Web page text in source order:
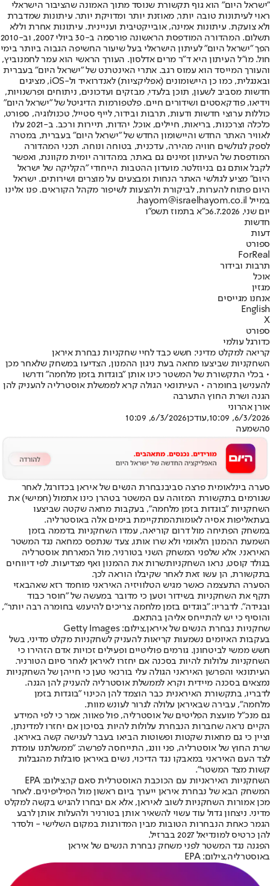
"ישראל היום" הוא גוף תקשורת שנוסד מתוך האמונה שהציבור הישראלי
ראוי לעיתונות טובה יותר, מאוזנת יותר ומדויקת יותר. עיתונות שמדברת
ולא צועקת. עיתונות אמינה, אובייקטיבית ועניינית. עיתונות אחרת וללא
תשלום. המהדורה המודפסת הראשונה פורסמה ב-30 ביולי 2007, וב-2010
הפך "ישראל היום" לעיתון הישראלי בעל שיעור החשיפה הגבוה ביותר בימי
חול. מו"ל העיתון היא ד"ר מרים אדלסון. העורך הראשי הוא עמר לחמנוביץ,
והעורך המייסד הוא עמוס רגב. אתרי האינטרנט של "ישראל היום" בעברית
ובאנגלית, כמו כן היישומונים (אפליקציות) לאנדרואיד ול-iOS, מציגים
חדשות מסביב לשעון, תוכן בלעדי, מבזקים ועדכונים, ניתוחים ופרשנויות,
וידיאו, פודקאסטים ושידורים חיים. פלטפורמות הדיגיטל של "ישראל היום"
כוללות ערוצי חדשות ודעות, תרבות ובידור, לייף סטייל, טכנולוגיה, ספורט,
כלכלה וצרכנות, בריאות, חיילים, אוכל, יהדות, תיירות ורכב. ב-2021 עלו
לאוויר האתר החדש והיישומון החדש של "ישראל היום" בעברית, במטרה
לספק לגולשים חוויה מהירה, עדכנית, בטוחה ונוחה. תכני המהדורה
המודפסת של העיתון זמינים גם באתר, במהדורה יומית מקוונת, ואפשר
לקבל אותם גם בניוזלטר. מועדון ההטבות הייחודי "הקליקה של ישראל
היום" מציע לגולשי האתר הנחות ומבצעים על מוצרים ושירותים. ישראל
היום פתוח להערות, לביקורת ולהצעות לשיפור מקהל הקוראים. פנו אלינו
במייל hayom@israelhayom.co.il.
יום שני, 6.7.2026
כ"א בתמוז תשפ"ו
חדשות
דעות
ספורט
ForReal
תרבות ובידור
אוכל
מגזין
אנחנו מגייסים
English
X
ספורט
כדורגל עולמי
קריאה למקלט מדיני: חשש כבד לחיי שחקניות נבחרת איראן
השחקניות שביצעו מחאה בעת ניגון ההמנון, הצדיעו במשחק שלאחר מכן
• בכלי התקשורת של המשטר כינו אותן "בוגדות בזמן מלחמה" ודרשו
להענישן בחומרה • העיתונאי הגולה קרא לממשלת אוסטרליה להעניק להן
הגנה ושרת החוץ התערבה
אורן אהרוני
6/3/2026, 10:09
,עודכן6/3/2026, 10:09
0השמעה
סערה בינלאומית פרצה סביבנבחרת הנשים של איראן בכדורגל, לאחר
שגורמים בתקשורת המזוהה עם המשטר בטהרן כינו אתמול (חמישי) את
השחקניות "בוגדות בזמן מלחמה", בעקבות מחאה שקטה שביצעו
בעתאליפות אסיה לאומותהמתקיימת בימים אלה באוסטרליה.
במשחק הפתיחה מול דרום קוריאה, עמדו השחקניות בדממה בזמן
השמעת ההמנון הלאומי ולא שרו אותו, צעד שנתפס כמחאה נגד המשטר
האיראני. אלא שלפני המשחק השני בטורניר, מול המארחת אוסטרליה
בגולד קוסט, נראו השחקניותשרות את ההמנון ואף מצדיעות. לפי דיווחים
בתקשורת, הן עשו זאת לאחר שקיבלו הוראה לכך.
הסערה התעצמה כאשר מגיש הטלוויזיה האיראני מוחמד רזא שאהבאזי
תקף את השחקניות בשידור וטען כי מדובר במעשה של "חוסר כבוד
ובגידה". לדבריו: "בוגדים בזמן מלחמה צריכים להיענש בחומרה רבה יותר",
והוסיף כי יש להתייחס אליהן בהתאם.
שחקניות נבחרת הנשים של איראן,צילום: Getty Images
בעקבות האיומים נשמעות קריאות להעניק לשחקניות מקלט מדיני, בשל
חשש ממשי לביטחונן. גורמים פוליטיים ופעילים זכויות אדם הזהירו כי
השחקניות עלולות להיות בסכנה אם יחזרו לאיראן לאחר סיום הטורניר.
העיתונאי והפרשן האיראני הגולה עלי בורנאי טען כי חייהן של השחקניות
נמצאים בסכנה מיידית וקרא לממשלת אוסטרליה להעניק להן הגנה.
לדבריו, בתקשורת האיראנית כבר הוצמד להן הכינוי "בוגדות בזמן
מלחמה", עבירה שבאיראן עלולה לגרור לעונש מוות.
גם מנכ"ל מועצת הפליטים של אוסטרליה, פול פאוור, אמר כי לפי המידע
הקיים נראה שחברות הנבחרת עלולות להיות בסיכון אם יחזרו למדינתן,
וציין כי גם מחאות שקטות ופשוטות הביאו בעבר לענישה קשה באיראן.
שרת החוץ של אוסטרליה, פני וונג, התייחסה לפרשה: "ממשלתנו עומדת
לצד העם האיראני במאבקו נגד הדיכוי, נשים באיראן סובלות מהגבלות
קשות מצד המשטר".
השחקניות האיראניות עם הכוכבת האוסטרלית סאם קר,צילום: EPA
המשחק הבא של נבחרת איראן ייערך ביום ראשון מול הפיליפינים. לאחר
מכן אמורות השחקניות לשוב לאיראן, אלא אם יבחרו להגיש בקשה למקלט
מדיני. ניצחון גדול עוד עשוי להשאיר אותן בטורניר ולהעלות אותן לרבע
הגמר כאחת הנבחרות הטובות מבין המדורגות במקום השלישי - ולסדר
להן כרטיס למונדיאל 2027 בברזיל.
הפגנה נגד המשטר לפני משחק נבחרת הנשים של איראן
באוסטרליה,צילום: EPA